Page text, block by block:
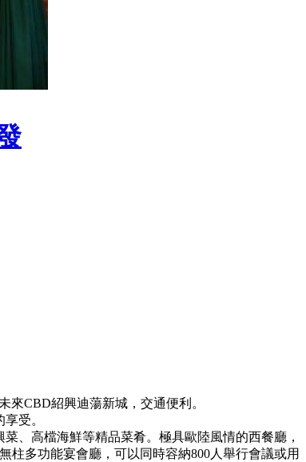
CBD紹興迪蕩新城，交通便利。
受。
、高檔海鮮等精品菜肴。極具歐陸風情的西餐廳，
柱多功能宴會廳，可以同時容納800人舉行會議或用